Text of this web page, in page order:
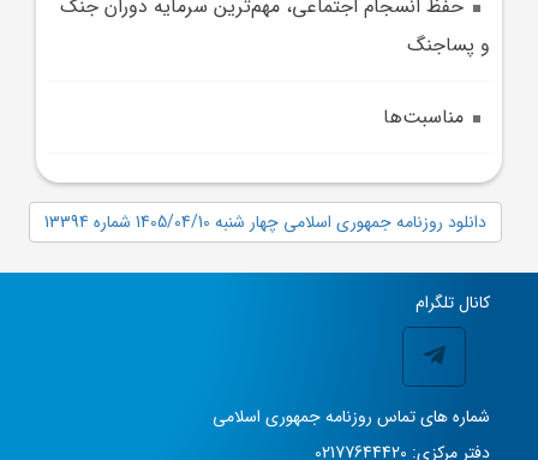
حفظ انسجام اجتماعی، مهم‌ترین سرمایه دوران جنگ
و پساجنگ
مناسبت‌ها
دانلود روزنامه جمهوری اسلامی چهار شنبه 1405/04/10 شماره 13394
کانال تلگرام
شماره های تماس روزنامه جمهوری اسلامی
دفتر مرکزی: 02177644420